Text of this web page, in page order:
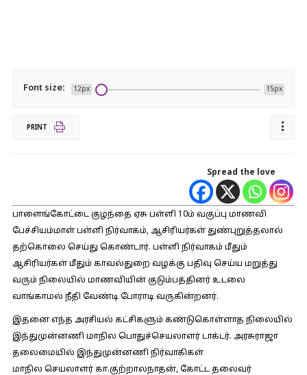
Font size: 12px 15px
PRINT
Spread the love
பாளைங்கோட்டை குழந்தை ஏசு பள்ளி 10ம் வகுப்பு மாணவி
பேச்சியம்மாள் பள்ளி நிர்வாகம், ஆசிரியர்கள் துண்புறுத்தலால்
தற்கொலை செய்து கொண்டார். பள்ளி நிர்வாகம் மீதும்
ஆசிரியர்கள் மீதும் காவல்துறை வழக்கு பதிவு செய்ய மறுத்து
வரும் நிலையில் மாணவியின் குடும்பத்தினர் உடலை
வாங்காமல் நீதி வேண்டி போராடி வருகின்றனர்.
இதனை எந்த அரசியல் கட்சிகளும் கண்டுகொள்ளாத நிலையில்
இந்துமுன்னணி மாநில பொதுச்செயலாளர் டாக்டர். அரசுராஜா
தலைமையில் இந்துமுன்னணி நிர்வாகிகள்
மாநில செயலாளர் கா.குற்றாலநாதன், கோட்ட தலைவர்